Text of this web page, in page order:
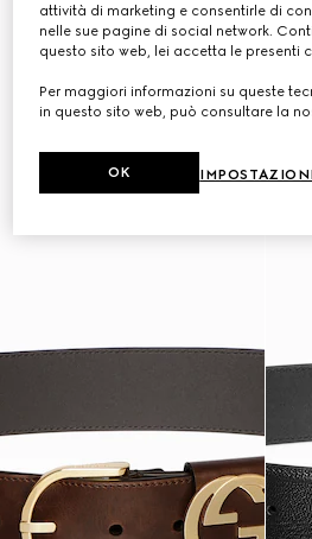
attività di marketing e consentirle di
nelle sue pagine di social network.
questo sito web, lei accetta le presenti
Per maggiori informazioni su queste
in questo sito web, può consultare la
OK